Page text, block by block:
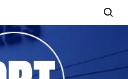
RT